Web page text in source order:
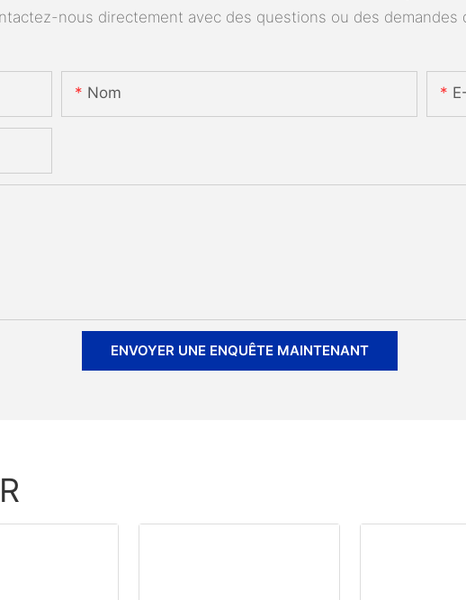
nous directement avec des questions ou des demandes
Nom
ENVOYER UNE ENQUÊTE MAINTENANT